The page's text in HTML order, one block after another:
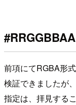
#RRGGBBAA
前項にてRGBA形
検証できましたが
指定は、拝見する